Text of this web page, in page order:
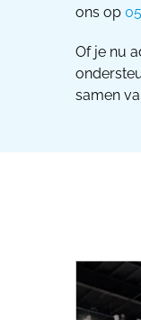
ons op
Of je nu
samen